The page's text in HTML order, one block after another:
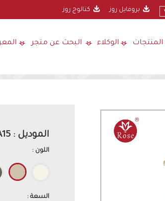
بروفايل روز كتالوج روز
المنتجات الوكلاء البحث عن متجر
الموديل : RS-2222-13-A15
اللون :
السعة :